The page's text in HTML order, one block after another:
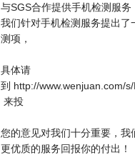
与SGS合作提供手机检测服务
我们针对手机检测服务提出了
测项，
具体请
到 http://www.wenjuan.com/
来投
您的意见对我们十分重要，我
更优质的服务回报你的付出！